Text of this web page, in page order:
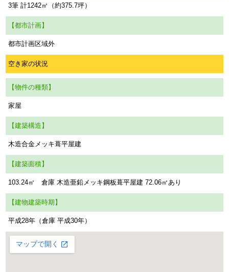
3筆 計1242㎡（約375.7坪）
【都市計画】
都市計画区域外
空き家の状況
【物件の種類】
家屋
【建築構造】
木造合金メッキ葺平屋建
【建築面積】
103.24㎡ 倉庫 木造亜鉛メッキ鋼板葺平屋建 72.06㎡あり
【建物建築時期】
平成28年（倉庫 平成30年）